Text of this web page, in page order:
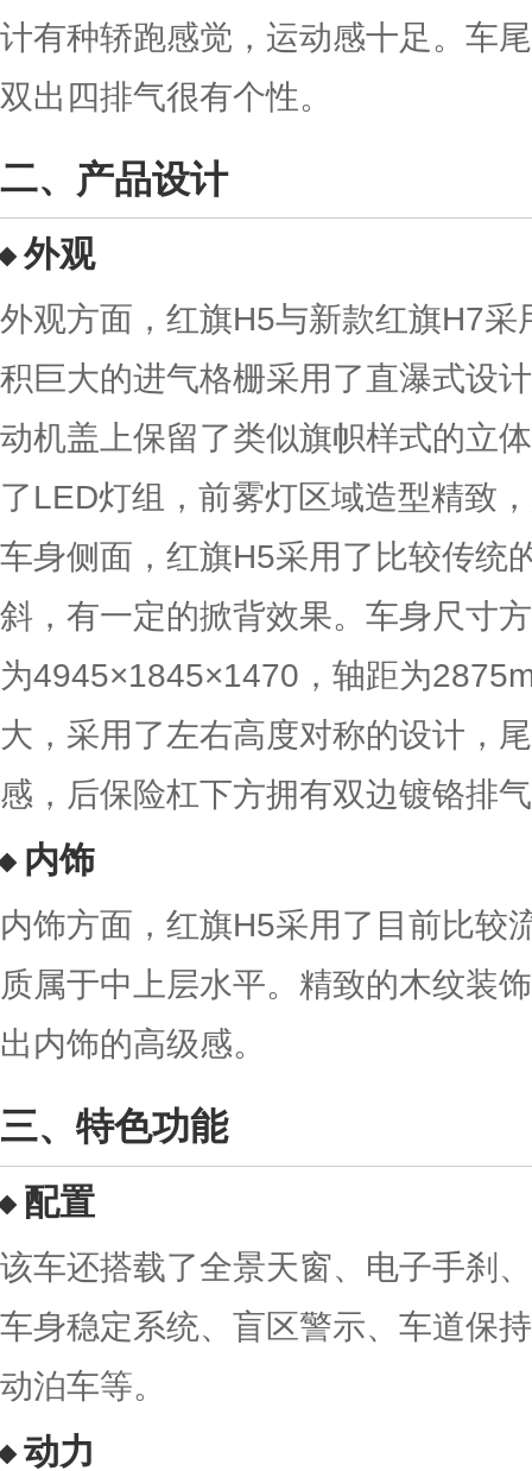
计有种轿跑感觉，运动感十足。车
双出四排气很有个性。
产品设计
外观
外观方面，红旗H5与新款红旗H7
积巨大的进气格栅采用了直瀑式设
动机盖上保留了类似旗帜样式的立
了LED灯组，前雾灯区域造型精致
车身侧面，红旗H5采用了比较传统
斜，有一定的掀背效果。车身尺寸
为4945×1845×1470，轴距为
大，采用了左右高度对称的设计，
感，后保险杠下方拥有双边镀铬排
内饰
内饰方面，红旗H5采用了目前比较
质属于中上层水平。精致的木纹装
出内饰的高级感。
特色功能
配置
该车还搭载了全景天窗、电子手刹
车身稳定系统、盲区警示、车道保
动泊车等。
动力